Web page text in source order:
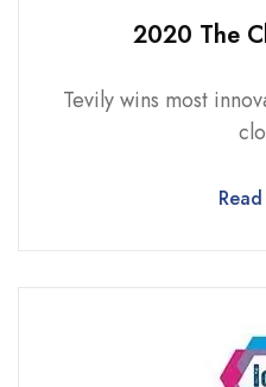
2020 The
Tevily wins most